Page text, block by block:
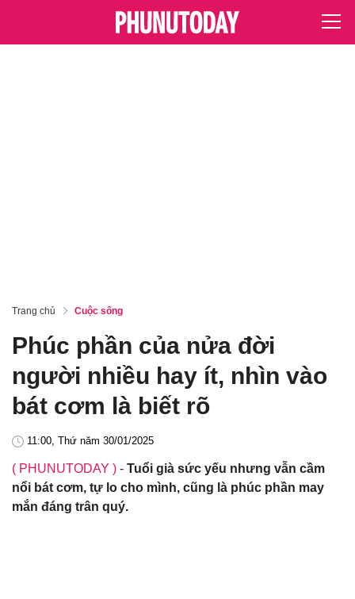
Trang chủ Cuộc sống
Phúc phần của nửa đời
người nhiều hay ít, nhìn vào
bát cơm là biết rõ
11:00, Thứ năm 30/01/2025
( PHUNUTODAY ) - Tuổi già sức yếu nhưng vẫn cầm
nổi bát cơm, tự lo cho mình, cũng là phúc phần may
mắn đáng trân quý.